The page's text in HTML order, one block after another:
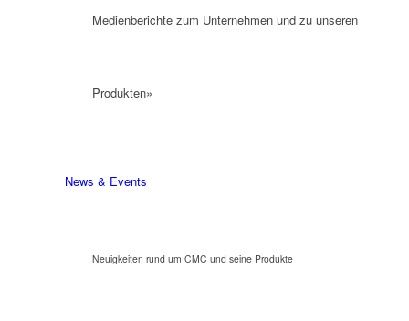
Medienberichte zum Unternehmen und zu unseren
Produkten»
News & Events
Neuigkeiten rund um CMC und seine Produkte